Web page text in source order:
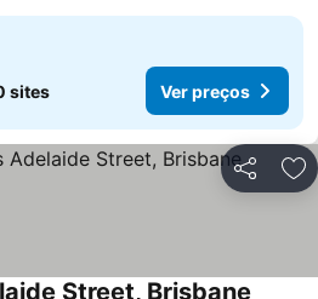
sites Ver preços
Partilhar
Street, Brisbane